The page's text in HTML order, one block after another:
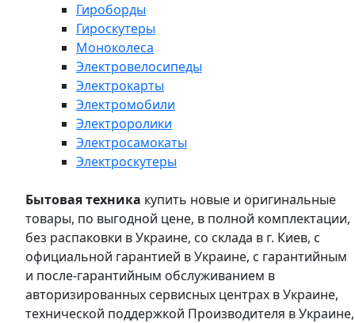
Гироборды
Гироскутеры
Моноколеса
Электровелосипеды
Электрокарты
Электромобили
Электроролики
Электросамокаты
Электроскутеры
Бытовая техника купить новые и оригинальные
товары, по выгодной цене, в полной комплектации,
без распаковки в Украине, со склада в г. Киев, с
официальной гарантией в Украине, с гарантийным
и после-гарантийным обслуживанием в
авторизированных сервисных центрах в Украине,
технической поддержкой Производителя в Украине,